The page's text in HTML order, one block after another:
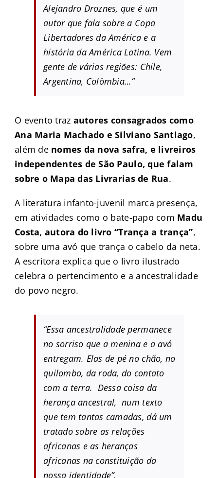
Alejandro Droznes, que é um
autor que fala sobre a Copa
Libertadores da América e a
história da América Latina. Vem
gente de várias regiões: Chile,
Argentina, Colômbia…”
O evento traz autores consagrados como
Ana Maria Machado e Silviano Santiago,
além de nomes da nova safra, e livreiros
independentes de São Paulo, que falam
sobre o Mapa das Livrarias de Rua.
A literatura infanto-juvenil marca presença,
em atividades como o bate-papo com Madu
Costa, autora do livro “Trança a trança”,
sobre uma avó que trança o cabelo da neta.
A escritora explica que o livro ilustrado
celebra o pertencimento e a ancestralidade
do povo negro.
“Essa ancestralidade permanece
no sorriso que a menina e a avó
entregam. Elas de pé no chão, no
quilombo, da roda, do contato
com a terra. Dessa coisa da
herança ancestral, num texto
que tem tantas camadas, dá um
tratado sobre as relações
africanas e as heranças
africanas na constituição da
nossa identidade”.